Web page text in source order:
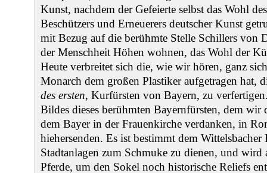
Kunst, nachdem der Gefeierte selbst das Wohl
Beschützers und Erneuerers deutscher Kunst
mit Bezug auf die berühmte Stelle Schillers von
der Menschheit Höhen wohnen, das Wohl der
Heute verbreitet sich die, wie wir hören, ganz
Monarch dem großen Plastiker aufgetragen hat,
des ersten, Kurfürsten von Bayern, zu
Bildes dieses berühmten Bayernfürsten, dem
dem Bayer in der Frauenkirche verdanken, in
hiehersenden. Es ist bestimmt dem Wittelsbacher
Stadtanlagen zum Schmuke zu dienen, und
Pferde, um den Sokel noch historische Reliefs